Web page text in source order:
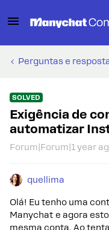
Perguntas e
SOLVED
Exigência de
automatizar
Forum|Forum|1 year
quellima
Olá! Eu tenho uma
Manychat e agora
mesma conta. Ao